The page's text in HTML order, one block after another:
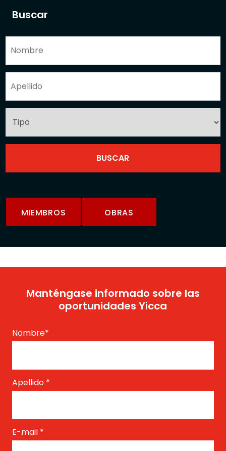
Buscar
MIEMBROS OBRAS
Manténgase informado sobre las
oportunidades Yicca
Nombre*
Apellido *
E-mail *